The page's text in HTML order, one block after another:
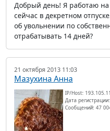
Добрый день! Я работаю на
сейчас в декретном
об увольнении по
отрабатывать 14 дней?
21 октября 2013 11:03
Мазухина Анна
IP/Host:
Дата
Сообщений: 47